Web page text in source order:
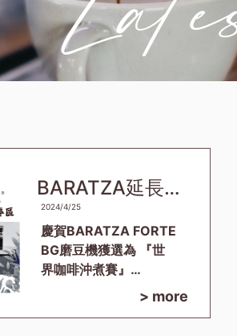
BARATZA延長
保固活動
2024/4/25
慶賀BARATZA FORTE
BG磨豆機獲選為 『世
界咖啡沖煮賽』
> more